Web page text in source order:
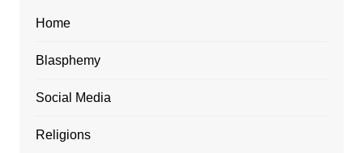
Home
Blasphemy
Social Media
Religions